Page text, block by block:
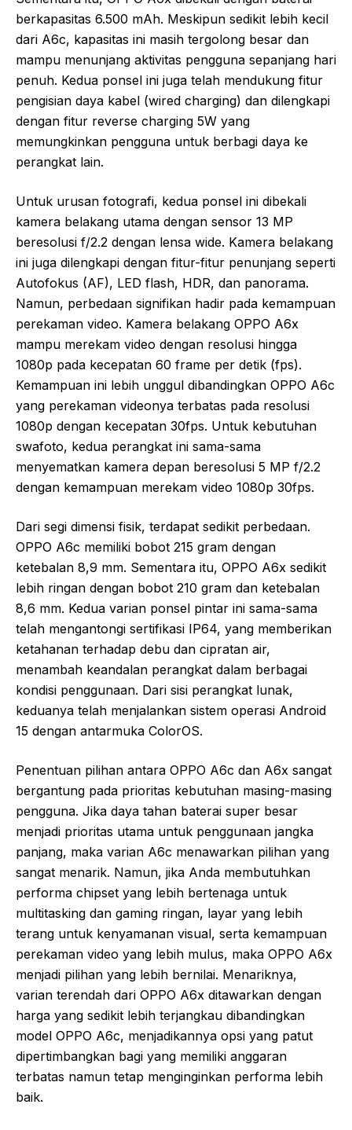
berkapasitas 6.500 mAh. Meskipun sedikit lebih kecil
dari A6c, kapasitas ini masih tergolong besar dan
mampu menunjang aktivitas pengguna sepanjang hari
penuh. Kedua ponsel ini juga telah mendukung fitur
pengisian daya kabel (wired charging) dan dilengkapi
dengan fitur reverse charging 5W yang
memungkinkan pengguna untuk berbagi daya ke
perangkat lain.
Untuk urusan fotografi, kedua ponsel ini dibekali
kamera belakang utama dengan sensor 13 MP
beresolusi f/2.2 dengan lensa wide. Kamera belakang
ini juga dilengkapi dengan fitur-fitur penunjang seperti
Autofokus (AF), LED flash, HDR, dan panorama.
Namun, perbedaan signifikan hadir pada kemampuan
perekaman video. Kamera belakang OPPO A6x
mampu merekam video dengan resolusi hingga
1080p pada kecepatan 60 frame per detik (fps).
Kemampuan ini lebih unggul dibandingkan OPPO A6c
yang perekaman videonya terbatas pada resolusi
1080p dengan kecepatan 30fps. Untuk kebutuhan
swafoto, kedua perangkat ini sama-sama
menyematkan kamera depan beresolusi 5 MP f/2.2
dengan kemampuan merekam video 1080p 30fps.
Dari segi dimensi fisik, terdapat sedikit perbedaan.
OPPO A6c memiliki bobot 215 gram dengan
ketebalan 8,9 mm. Sementara itu, OPPO A6x sedikit
lebih ringan dengan bobot 210 gram dan ketebalan
8,6 mm. Kedua varian ponsel pintar ini sama-sama
telah mengantongi sertifikasi IP64, yang memberikan
ketahanan terhadap debu dan cipratan air,
menambah keandalan perangkat dalam berbagai
kondisi penggunaan. Dari sisi perangkat lunak,
keduanya telah menjalankan sistem operasi Android
15 dengan antarmuka ColorOS.
Penentuan pilihan antara OPPO A6c dan A6x sangat
bergantung pada prioritas kebutuhan masing-masing
pengguna. Jika daya tahan baterai super besar
menjadi prioritas utama untuk penggunaan jangka
panjang, maka varian A6c menawarkan pilihan yang
sangat menarik. Namun, jika Anda membutuhkan
performa chipset yang lebih bertenaga untuk
multitasking dan gaming ringan, layar yang lebih
terang untuk kenyamanan visual, serta kemampuan
perekaman video yang lebih mulus, maka OPPO A6x
menjadi pilihan yang lebih bernilai. Menariknya,
varian terendah dari OPPO A6x ditawarkan dengan
harga yang sedikit lebih terjangkau dibandingkan
model OPPO A6c, menjadikannya opsi yang patut
dipertimbangkan bagi yang memiliki anggaran
terbatas namun tetap menginginkan performa lebih
baik.